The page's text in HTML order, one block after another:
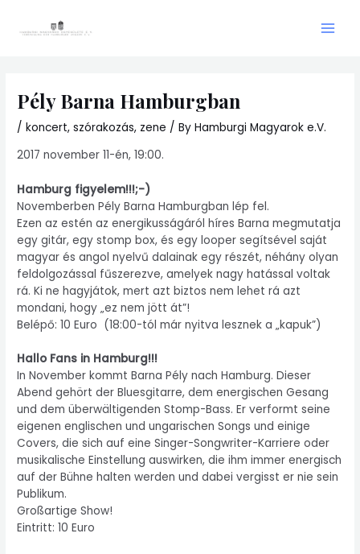
Pély Barna Hamburgban
/koncert,szórakozás, zene / ByHamburgi Magyarok e.V.
2017 november 11-én, 19:00.
Hamburg figyelem!!!;-)
Novemberben Pély Barna Hamburgban lép fel.
Ezen az estén az energikusságáról híres Barna megmutatja
egy gitár, egy stomp box, és egy looper segítsével saját
magyar és angol nyelvű dalainak egy részét, néhány olyan
feldolgozással fűszerezve, amelyek nagy hatással voltak
rá. Ki ne hagyjátok, mert azt biztos nem lehet rá azt
mondani, hogy „ez nem jött át”!
Belépő: 10 Euro (18:00-tól már nyitva lesznek a „kapuk”)
Hallo Fans in Hamburg!!!
In November kommt Barna Pély nach Hamburg. Dieser
Abend gehört der Bluesgitarre, dem energischen Gesang
und dem überwältigenden Stomp-Bass. Er verformt seine
eigenen englischen und ungarischen Songs und einige
Covers, die sich auf eine Singer-Songwriter-Karriere oder
musikalische Einstellung auswirken, die ihm immer energisch
auf der Bühne halten werden und dabei vergisst er nie sein
Publikum.
Großartige Show!
Eintritt: 10 Euro